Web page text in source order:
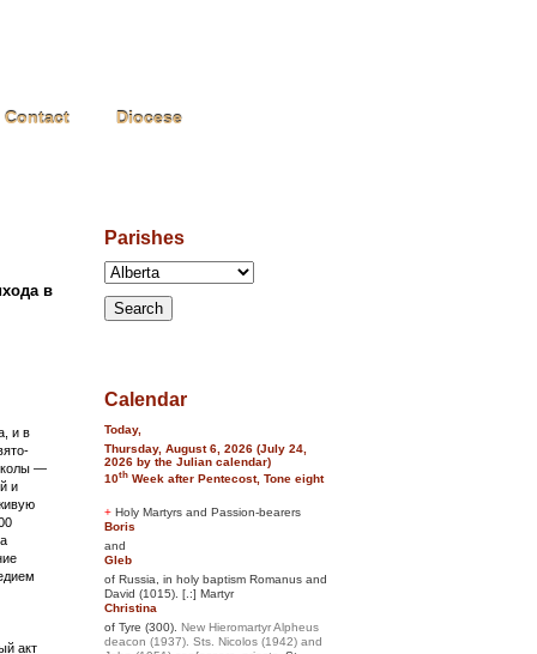
Contact Diocese
Parishes
Calendar
Today,
Thursday, August 6, 2026 (July 24,
2026 by the Julian calendar)
10th Week after Pentecost, Tone eight
+ Holy Martyrs and Passion-bearers
Boris
and
Gleb
of Russia, in holy baptism Romanus and
David (1015). [.:] Martyr
Christina
of Tyre (300). New Hieromartyr Alpheus
deacon (1937). Sts. Nicolos (1942) and
в
и в
—
и
акт